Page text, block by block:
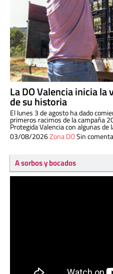
La DO Valencia inicia
de su historia
El lunes 3 de agosto ha dado
primeros racimos de la campaña
Protegida Valencia con algunas
03/08/2026Zona DOSin
A sorbos y bocados